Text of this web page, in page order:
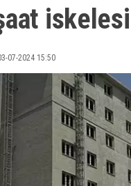
07-2024 15:50